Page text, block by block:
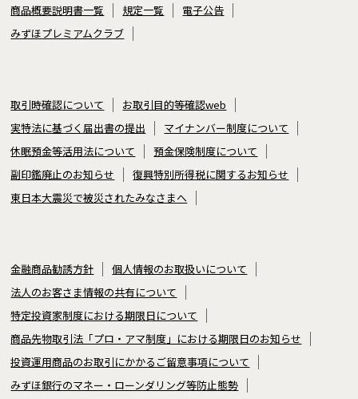
商品概要説明書一覧 規定一覧
電子公告
みずほプレミアムクラブ
取引時確認について
お取引目的等確認web
実特法に基づく届出書の提出
マイナンバー制度について
休眠預金等活用法について
預金保険制度について
副印鑑廃止のお知らせ
復興特別所得税に関するお知らせ
東日本大震災で被災されたみなさまへ
金融商品勧誘方針
個人情報のお取扱いについて
法人のお客さま情報の共有について
特定投資家制度における期限日について
商品先物取引法「プロ・アマ制度」における期限日のお知らせ
投資運用商品のお取引にかかるご留意事項について
みずほ銀行のマネー・ローンダリング等防止態勢